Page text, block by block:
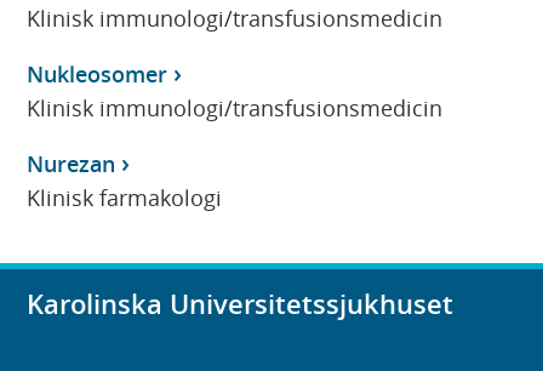
Klinisk immunologi/transfusionsmedicin
Nukleosomer
Klinisk immunologi/transfusionsmedicin
Nurezan
Klinisk farmakologi
Karolinska Universitetssjukhuset